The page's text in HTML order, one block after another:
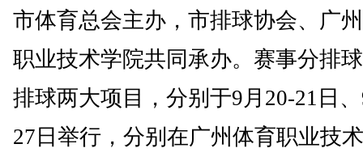
市体育总会主办，市排球协会、广
职业技术学院共同承办。赛事分排
排球两大项目，分别于9月20-21日
27日举行，分别在广州体育职业技